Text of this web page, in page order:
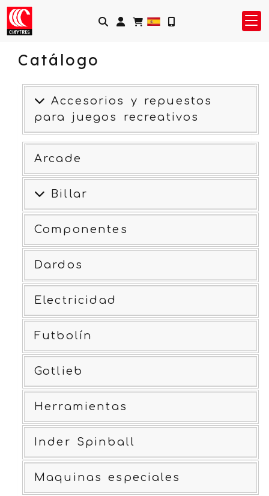
Identifícate
Catálogo
Accesorios y repuestos
para juegos recreativos
Arcade
Billar
Componentes
Dardos
Electricidad
Futbolín
Gotlieb
Herramientas
Inder Spinball
Maquinas especiales